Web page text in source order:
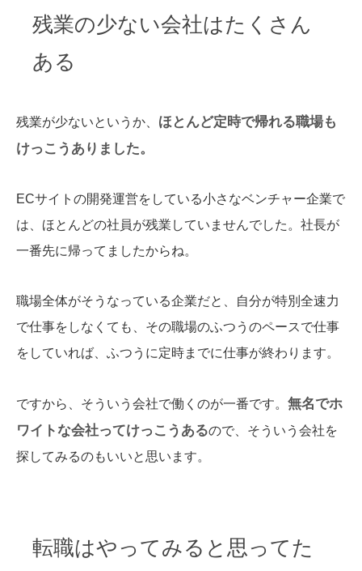
残業の少ない会社はたくさん
ある
残業が少ないというか、 ほとんど定時で帰れる職場も
けっこうありました。
ECサイトの開発運営をしている小さなベンチャー企業で
は、ほとんどの社員が残業していませんでした。社長が
一番先に帰ってましたからね。
職場全体がそうなっている企業だと、自分が特別全速力
で仕事をしなくても、その職場のふつうのペースで仕事
をしていれば、ふつうに定時までに仕事が終わります。
ですから、そういう会社で働くのが一番です。 無名でホ
ワイトな会社ってけっこうあるので、そういう会社を
探してみるのもいいと思います。
転職はやってみると思ってた